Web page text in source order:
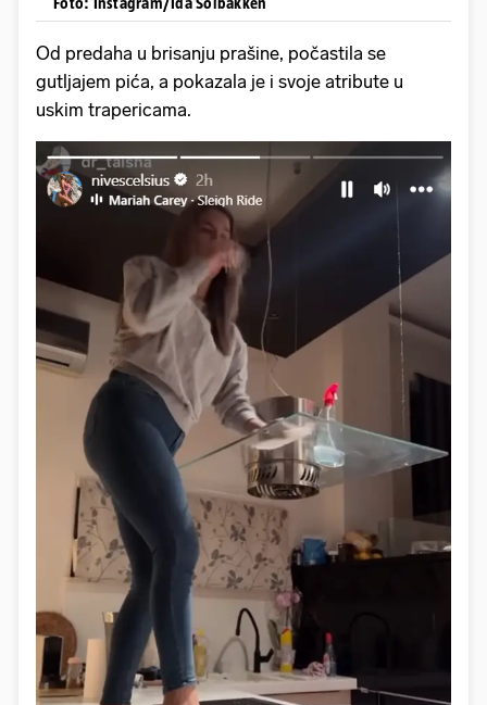
Od predaha u brisanju prašine, počastila se
gutljajem pića, a pokazala je i svoje atribute u
uskim trapericama.